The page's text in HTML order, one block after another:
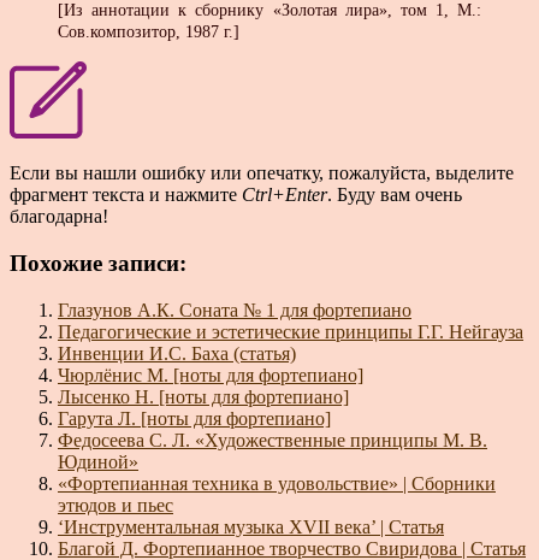
[Из аннотации к сборнику «Золотая лира», том 1, М.:
Сов.композитор, 1987 г.]
Если вы нашли ошибку или опечатку, пожалуйста, выделите
фрагмент текста и нажмите Ctrl+Enter. Буду вам очень
благодарна!
Похожие записи:
Глазунов А.К. Соната № 1 для фортепиано
Педагогические и эстетические принципы Г.Г. Нейгауза
Инвенции И.С. Баха (статья)
Чюрлёнис М. [ноты для фортепиано]
Лысенко Н. [ноты для фортепиано]
Гарута Л. [ноты для фортепиано]
Федосеева С. Л. «Художественные принципы М. В.
Юдиной»
«Фортепианная техника в удовольствие» | Сборники
этюдов и пьес
‘Инструментальная музыка XVII века’ | Статья
Благой Д. Фортепианное творчество Свиридова | Статья